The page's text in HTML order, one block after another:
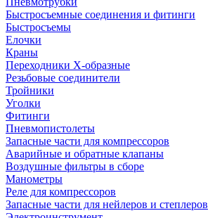
Быстросъемные соединения и фитинги
Быстросъемы
Елочки
Краны
Переходники Х-образные
Резьбовые соединители
Тройники
Уголки
Фитинги
Пневмопистолеты
Запасные части для компрессоров
Аварийные и обратные клапаны
Воздушные фильтры в сборе
Манометры
Реле для компрессоров
Запасные части для нейлеров и степлеров